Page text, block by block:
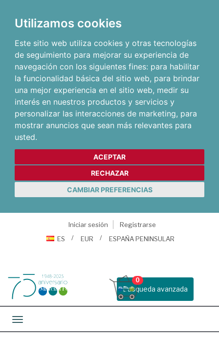
Utilizamos cookies
Este sitio web utiliza cookies y otras tecnologías
de seguimiento para mejorar su experiencia de
navegación con los siguientes fines: para habilitar
la funcionalidad básica del sitio web, para brindar
una mejor experiencia en el sitio web, medir su
interés en nuestros productos y servicios y
personalizar las interacciones de marketing, para
mostrar anuncios que sean más relevantes para
usted.
ACEPTAR
RECHAZAR
CAMBIAR PREFERENCIAS
Iniciar sesión
Registrarse
ES
EUR ESPAÑA PENINSULAR
Busqueda avanzada
0
Toggle navigation